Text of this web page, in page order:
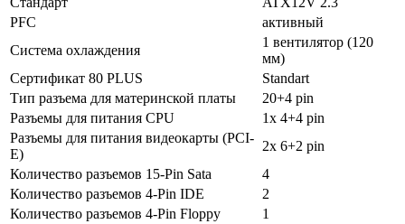
PFC
активный
Система охлаждения
1 вентилятор (120
мм)
Сертификат 80 PLUS
Standart
Тип разъема для материнской платы
20+4 pin
Разъемы для питания CPU
1x 4+4 pin
Разъемы для питания видеокарты (PCI-
E)
2x 6+2 pin
Количество разъемов 15-Pin Sata
4
Количество разъемов 4-Pin IDE
2
Количество разъемов 4-Pin Floppy
1